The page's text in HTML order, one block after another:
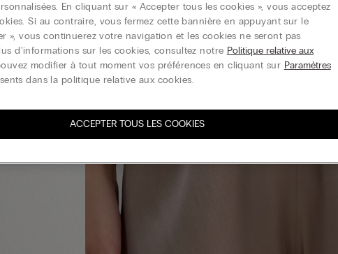
En cliquant sur « Accepter tous les cookies », vous acceptez
Si au contraire, vous fermez cette bannière en appuyant sur le
», vous continuerez votre navigation et les cookies ne seront pas
d'informations sur les cookies, consultez notre Politique relative aux
modifier à tout moment vos préférences en cliquant sur Paramètres
dans la politique relative aux cookies.
ACCEPTER TOUS LES COOKIES